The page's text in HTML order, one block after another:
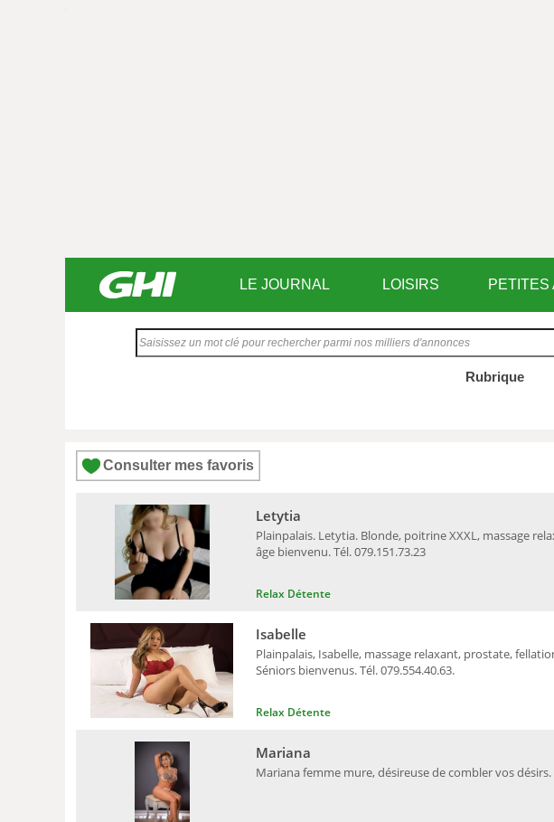
LE JOURNAL LOISIRS PETITES
Rubrique
Consulter mes favoris
Relax Détente
Plainpalais. Letytia. Blonde, poitrine XXXL, massage
âge bienvenu. Tél. 079.151.73.23
Letytia
Relax Détente
Plainpalais, Isabelle, massage relaxant, prostate,
Séniors bienvenus. Tél. 079.554.40.63.
Isabelle
Mariana femme mure, désireuse de combler vos désirs.
Mariana